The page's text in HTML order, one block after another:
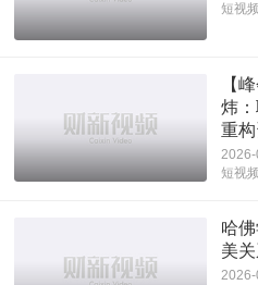
短视频
【
炜：
重
短视频
哈
美